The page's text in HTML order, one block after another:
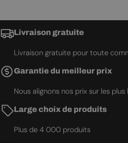
Livraison gratuite
Livraison gratuite pour toute
Garantie du meilleur prix
Nous alignons nos prix sur les
Large choix de produits
Plus de 4 000 produits